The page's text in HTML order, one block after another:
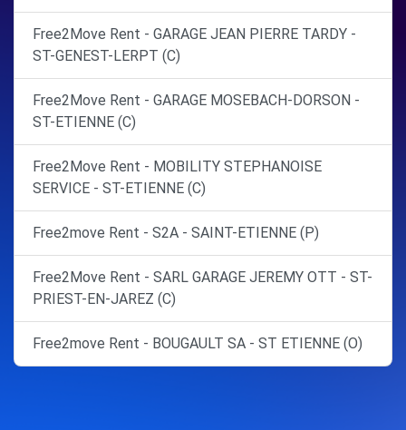
Free2Move Rent - GARAGE JEAN PIERRE TARDY -
ST-GENEST-LERPT (C)
Free2Move Rent - GARAGE MOSEBACH-DORSON -
ST-ETIENNE (C)
Free2Move Rent - MOBILITY STEPHANOISE
SERVICE - ST-ETIENNE (C)
Free2move Rent - S2A - SAINT-ETIENNE (P)
Free2Move Rent - SARL GARAGE JEREMY OTT - ST-
PRIEST-EN-JAREZ (C)
Free2move Rent - BOUGAULT SA - ST ETIENNE (O)